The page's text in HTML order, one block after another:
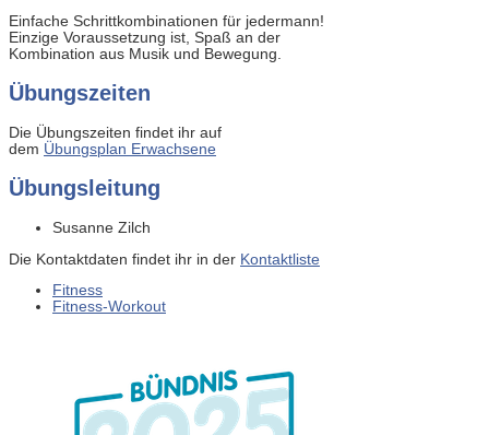
Einfache Schrittkombinationen für jedermann!
Einzige Voraussetzung ist, Spaß an der
Kombination aus Musik und Bewegung.
Übungszeiten
Die Übungszeiten findet ihr auf
dem Übungsplan Erwachsene
Übungsleitung
Susanne Zilch
Die Kontaktdaten findet ihr in der Kontaktliste
Fitness
Fitness-Workout